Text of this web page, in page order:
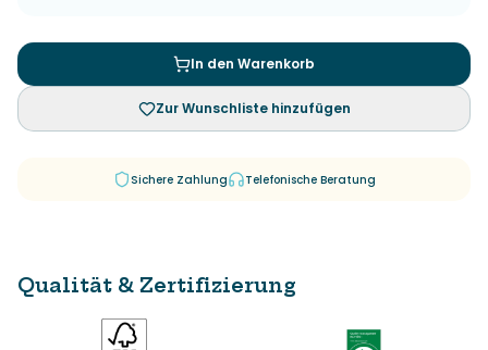
In den Warenkorb
Zur Wunschliste hinzufügen
Sichere Zahlung Telefonische Beratung
Qualität & Zertifizierung